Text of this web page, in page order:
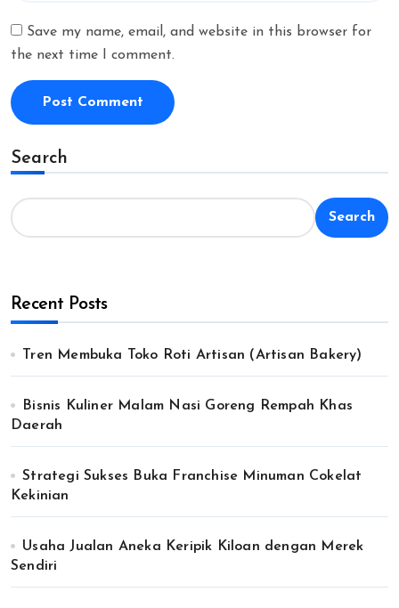
Save my name, email, and website in this browser for
the next time I comment.
Search
Search
Recent Posts
Tren Membuka Toko Roti Artisan (Artisan Bakery)
Bisnis Kuliner Malam Nasi Goreng Rempah Khas
Daerah
Strategi Sukses Buka Franchise Minuman Cokelat
Kekinian
Usaha Jualan Aneka Keripik Kiloan dengan Merek
Sendiri